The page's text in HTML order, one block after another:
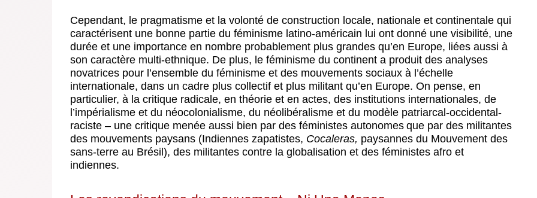
Cependant, le pragmatisme et la volonté de construction locale, nationale et continentale qui
caractérisent une bonne partie du féminisme latino-américain lui ont donné une visibilité, une
durée et une importance en nombre probablement plus grandes qu’en Europe, liées aussi à
son caractère multi-ethnique. De plus, le féminisme du continent a produit des analyses
novatrices pour l’ensemble du féminisme et des mouvements sociaux à l’échelle
internationale, dans un cadre plus collectif et plus militant qu’en Europe. On pense, en
particulier, à la critique radicale, en théorie et en actes, des institutions internationales, de
l’impérialisme et du néocolonialisme, du néolibéralisme et du modèle patriarcal-occidental-
raciste – une critique menée aussi bien par des féministes autonomes que par des militantes
des mouvements paysans (Indiennes zapatistes, Cocaleras, paysannes du Mouvement des
sans-terre au Brésil), des militantes contre la globalisation et des féministes afro et
indiennes.